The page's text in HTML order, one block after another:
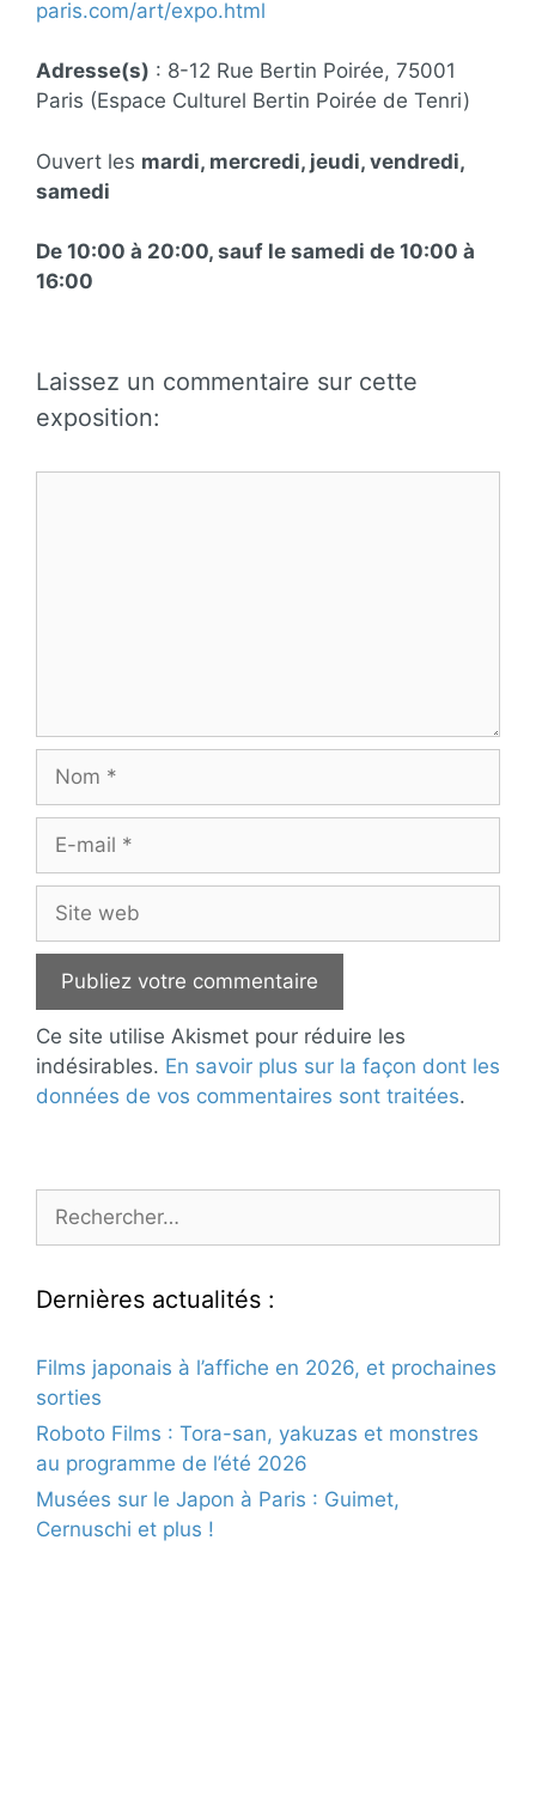
paris.com/art/expo.html
Adresse(s) : 8-12 Rue Bertin Poirée, 75001
Paris (Espace Culturel Bertin Poirée de Tenri)
Ouvert les mardi, mercredi, jeudi, vendredi,
samedi
De 10:00 à 20:00, sauf le samedi de 10:00 à
16:00
Laissez un commentaire sur cette
exposition:
mail
web
Ce site utilise Akismet pour réduire les
indésirables. En savoir plus sur la façon dont les
données de vos commentaires sont traitées.
Rechercher :
Dernières actualités :
Films japonais à l’affiche en 2026, et prochaines
sorties
Roboto Films : Tora-san, yakuzas et monstres
au programme de l’été 2026
Musées sur le Japon à Paris : Guimet,
Cernuschi et plus !